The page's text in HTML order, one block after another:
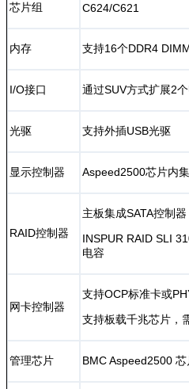
芯片组 C624/C621
内存 支持16个DDR4
I/O接口 通过SUV方式扩展2
光驱 支持外插USB光驱
显示控制器 Aspeed2500芯片内
RAID控制器
主板集成SATA控制器
INSPUR RAID SLI
电容
网卡控制器
支持OCP标准卡或
支持板载千兆芯片，
管理芯片 BMC Aspeed2500 芯